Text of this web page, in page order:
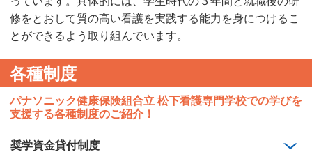
修をとおして質の高い看護を実践する能力を身につけるこ
とができるよう取り組んでいます。
各種制度
パナソニック健康保険組合立 松下看護専門学校での学びを
支援する各種制度のご紹介！
奨学資金貸付制度